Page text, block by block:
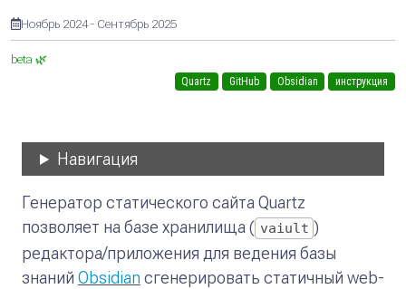
Ноябрь 2024 - Сентябрь 2025
beta 🌿
Quartz GitHub Obsidian инструкция
Навигация
Генератор статического сайта Quartz
позволяет на базе хранилища ( vaiult )
редактора/приложения для ведения базы
знаний Obsidian сгенерировать статичный web-